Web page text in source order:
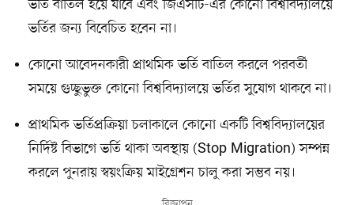
ভর্তি বাতিল হয়ে যাবে এবং জিএসটি-এর কোনো বিশ্ববিদ্যালয়ে
ভর্তির জন্য বিবেচিত হবেন না।
কোনো আবেদনকারী প্রাথমিক ভর্তি বাতিল করলে পরবর্তী
সময়ে গুচ্ছুভুক্ত কোনো বিশ্ববিদ্যালয়ে ভর্তির সুযোগ থাকবে না।
প্রাথমিক ভর্তিপ্রক্রিয়া চলাকালে কোনো একটি বিশ্ববিদ্যালয়ের
নির্দিষ্ট বিভাগে ভর্তি থাকা অবস্থায় (Stop Migration) সম্পন্ন
করলে পুনরায় স্বয়ংক্রিয় মাইগ্রেশন চালু করা সম্ভব নয়।